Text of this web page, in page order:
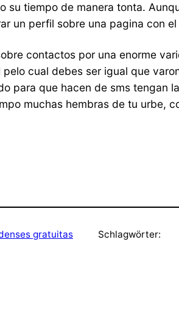
su tiempo de manera tonta.
un perfil sobre una pagina con
contactos por una enorme
cual debes ser igual que
para que hacen de sms tengan
muchas hembras de tu urbe,
gratuitas
Schlagwörter: